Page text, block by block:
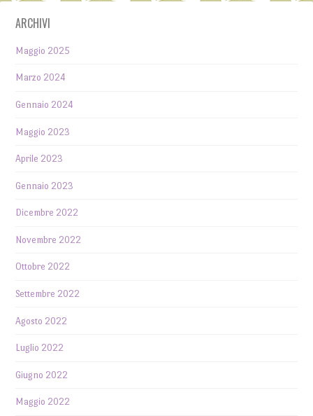
ARCHIVI
Maggio 2025
Marzo 2024
Gennaio 2024
Maggio 2023
Aprile 2023
Gennaio 2023
Dicembre 2022
Novembre 2022
Ottobre 2022
Settembre 2022
Agosto 2022
Luglio 2022
Giugno 2022
Maggio 2022